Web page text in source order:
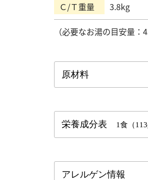
Ｃ/Ｔ重量
3.8kg
（必要なお湯の目安量：
原材料
栄養成分表 1食（
アレルゲン情報